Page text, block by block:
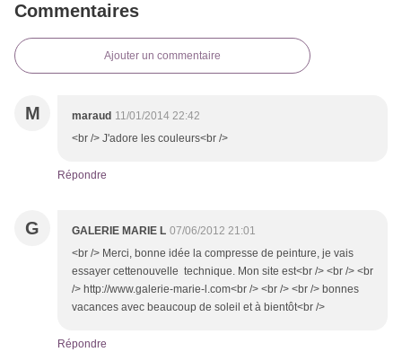
Commentaires
Ajouter un commentaire
M maraud 11/01/2014 22:42
<br /> J'adore les couleurs<br />
Répondre
G GALERIE MARIE L 07/06/2012 21:01
<br /> Merci, bonne idée la compresse de peinture, je vais
essayer cettenouvelle technique. Mon site est<br /> <br /> <br
/> http://www.galerie-marie-l.com<br /> <br /> <br /> bonnes
vacances avec beaucoup de soleil et à bientôt<br />
Répondre